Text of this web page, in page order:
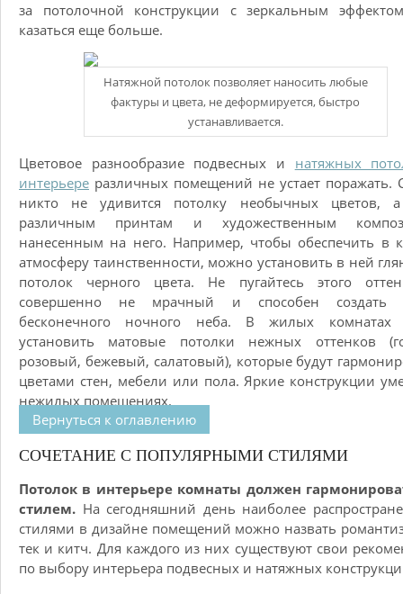
за потолочной конструкции с зеркальным
казаться еще больше.
Натяжной потолок позволяет наносить любые
фактуры и цвета, не деформируется, быстро
устанавливается.
Цветовое разнообразие подвесных и натяжных
интерьере различных помещений не устает поражать.
никто не удивится потолку необычных цветов,
различным принтам и художественным
нанесенным на него. Например, чтобы обеспечить в
атмосферу таинственности, можно установить в ней
потолок черного цвета. Не пугайтесь этого
совершенно не мрачный и способен создать
бесконечного ночного неба. В жилых комнатах
установить матовые потолки нежных оттенков
розовый, бежевый, салатовый), которые будут
цветами стен, мебели или пола. Яркие конструкции
нежилых помещениях.
Вернуться к оглавлению
СОЧЕТАНИЕ С ПОПУЛЯРНЫМИ СТИЛЯМИ
Потолок в интерьере комнаты должен
стилем. На сегодняшний день наиболее
стилями в дизайне помещений можно назвать
тек и китч. Для каждого из них существуют свои
по выбору интерьера подвесных и натяжных